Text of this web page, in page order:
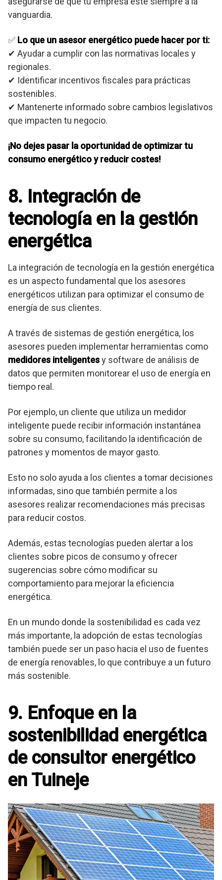
vanguardia.
✅ Lo que un asesor energético puede hacer por ti:
✔ Ayudar a cumplir con las normativas locales y
regionales.
✔ Identificar incentivos fiscales para prácticas
sostenibles.
✔ Mantenerte informado sobre cambios legislativos
que impacten tu negocio.
¡No dejes pasar la oportunidad de optimizar tu
consumo energético y reducir costes!
8. Integración de
tecnología en la gestión
energética
La integración de tecnología en la gestión energética
es un aspecto fundamental que los asesores
energéticos utilizan para optimizar el consumo de
energía de sus clientes.
A través de sistemas de gestión energética, los
asesores pueden implementar herramientas como
medidores inteligentesy software de análisis de
datos que permiten monitorear el uso de energía en
tiempo real.
Por ejemplo, un cliente que utiliza un medidor
inteligente puede recibir información instantánea
sobre su consumo, facilitando la identificación de
patrones y momentos de mayor gasto.
Esto no solo ayuda a los clientes a tomar decisiones
informadas, sino que también permite a los
asesores realizar recomendaciones más precisas
para reducir costos.
Además, estas tecnologías pueden alertar a los
clientes sobre picos de consumo y ofrecer
sugerencias sobre cómo modificar su
comportamiento para mejorar la eficiencia
energética.
En un mundo donde la sostenibilidad es cada vez
más importante, la adopción de estas tecnologías
también puede ser un paso hacia el uso de fuentes
de energía renovables, lo que contribuye a un futuro
más sostenible.
9. Enfoque en la
sostenibilidad energética
de consultor energético
en Tuineje